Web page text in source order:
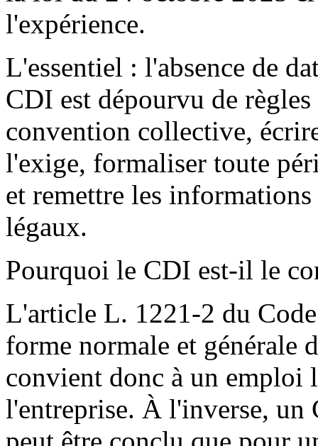
l'expérience.
L'essentiel : l'absence de
CDI est dépourvu de
convention collective,
l'exige, formaliser toute
et remettre les
légaux.
Pourquoi le CDI est-il le
L'article L. 1221-2 du
forme normale et générale
convient donc à un emploi
l'entreprise. À l'inverse, un